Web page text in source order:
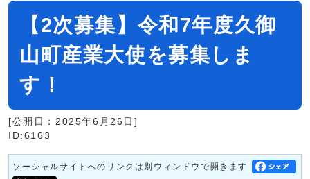
【2次募集】令和7年度久御
山町産業大使を募集しま
す！
[公開日：2025年6月26日]
ID:6163
ソーシャルサイトへのリンクは別ウィンドウで開きます